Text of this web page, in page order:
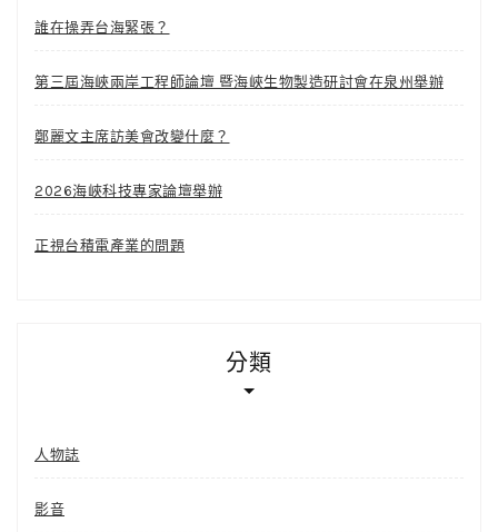
誰在操弄台海緊張？
第三屆海峽兩岸工程師論壇 暨海峽生物製造研討會在泉州舉辦
鄭麗文主席訪美會改變什麼？
2026海峽科技專家論壇舉辦
正視台積電產業的問題
分類
人物誌
影音